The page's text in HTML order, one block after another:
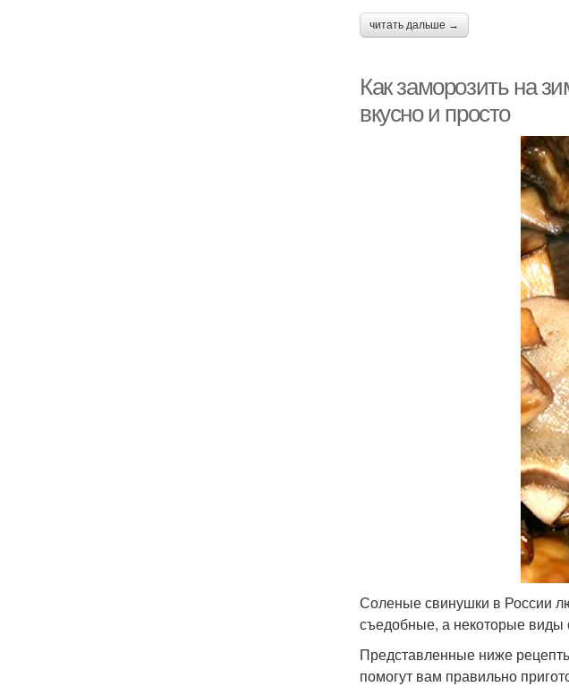
читать дальше →
Как заморозить на
вкусно и просто
Соленые свинушки в России
съедобные, а некоторые виды
Представленные ниже
помогут вам правильно